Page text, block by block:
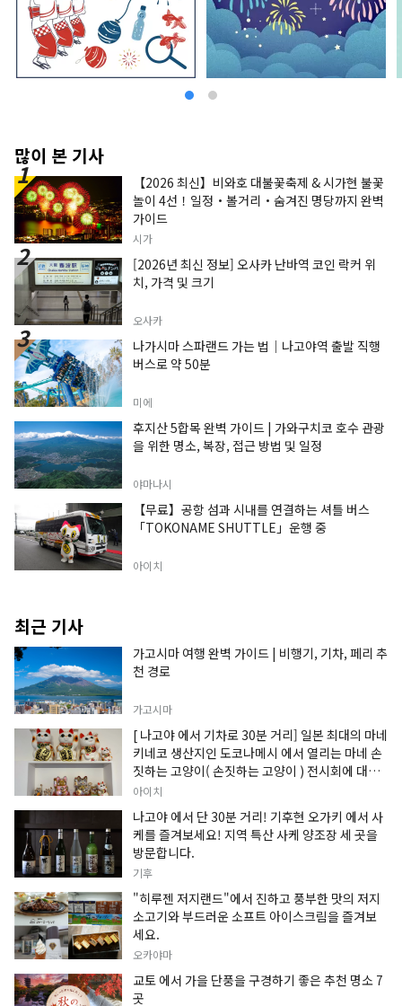
많이 본 기사
【2026 최신】비와호 대불꽃축제 & 시가현 불꽃
놀이 4선！일정・볼거리・숨겨진 명당까지 완벽
가이드
시가
[2026년 최신 정보] 오사카 난바역 코인 락커 위
치, 가격 및 크기
오사카
나가시마 스파랜드 가는 법｜나고야역 출발 직행
버스로 약 50분
미에
후지산 5합목 완벽 가이드 | 가와구치코 호수 관광
을 위한 명소, 복장, 접근 방법 및 일정
야마나시
【무료】공항 섬과 시내를 연결하는 셔틀 버스
「TOKONAME SHUTTLE」운행 중
아이치
최근 기사
가고시마 여행 완벽 가이드 | 비행기, 기차, 페리 추
천 경로
가고시마
[ 나고야 에서 기차로 30분 거리] 일본 최대의 마네
키네코 생산지인 도코나메시 에서 열리는 마네 손
짓하는 고양이( 손짓하는 고양이 ) 전시회에 대한
정보입니다.
아이치
나고야 에서 단 30분 거리! 기후현 오가키 에서 사
케를 즐겨보세요! 지역 특산 사케 양조장 세 곳을
방문합니다.
기후
"히루젠 저지랜드"에서 진하고 풍부한 맛의 저지
소고기와 부드러운 소프트 아이스크림을 즐겨보
세요.
오카야마
교토 에서 가을 단풍을 구경하기 좋은 추천 명소 7
곳